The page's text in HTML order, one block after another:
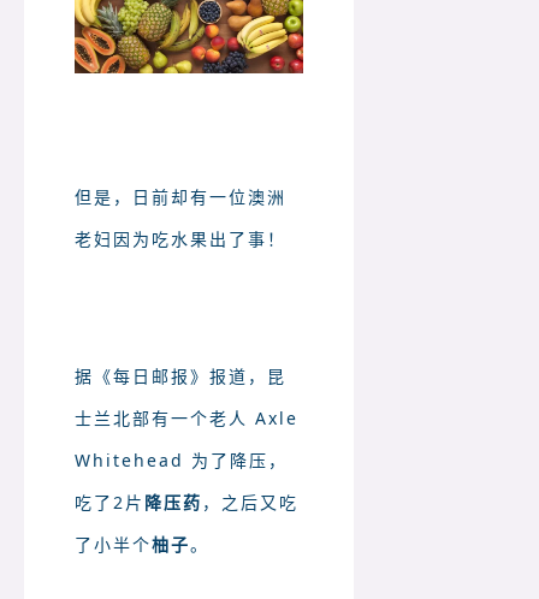
但是，日前却有一位澳洲
老妇因为吃水果出了事！
据《每日邮报》报道，昆
士兰北部有一个老人 Axle
Whitehead 为了降压，
吃了2片 降压药 ，之后又吃
了小半个柚子。